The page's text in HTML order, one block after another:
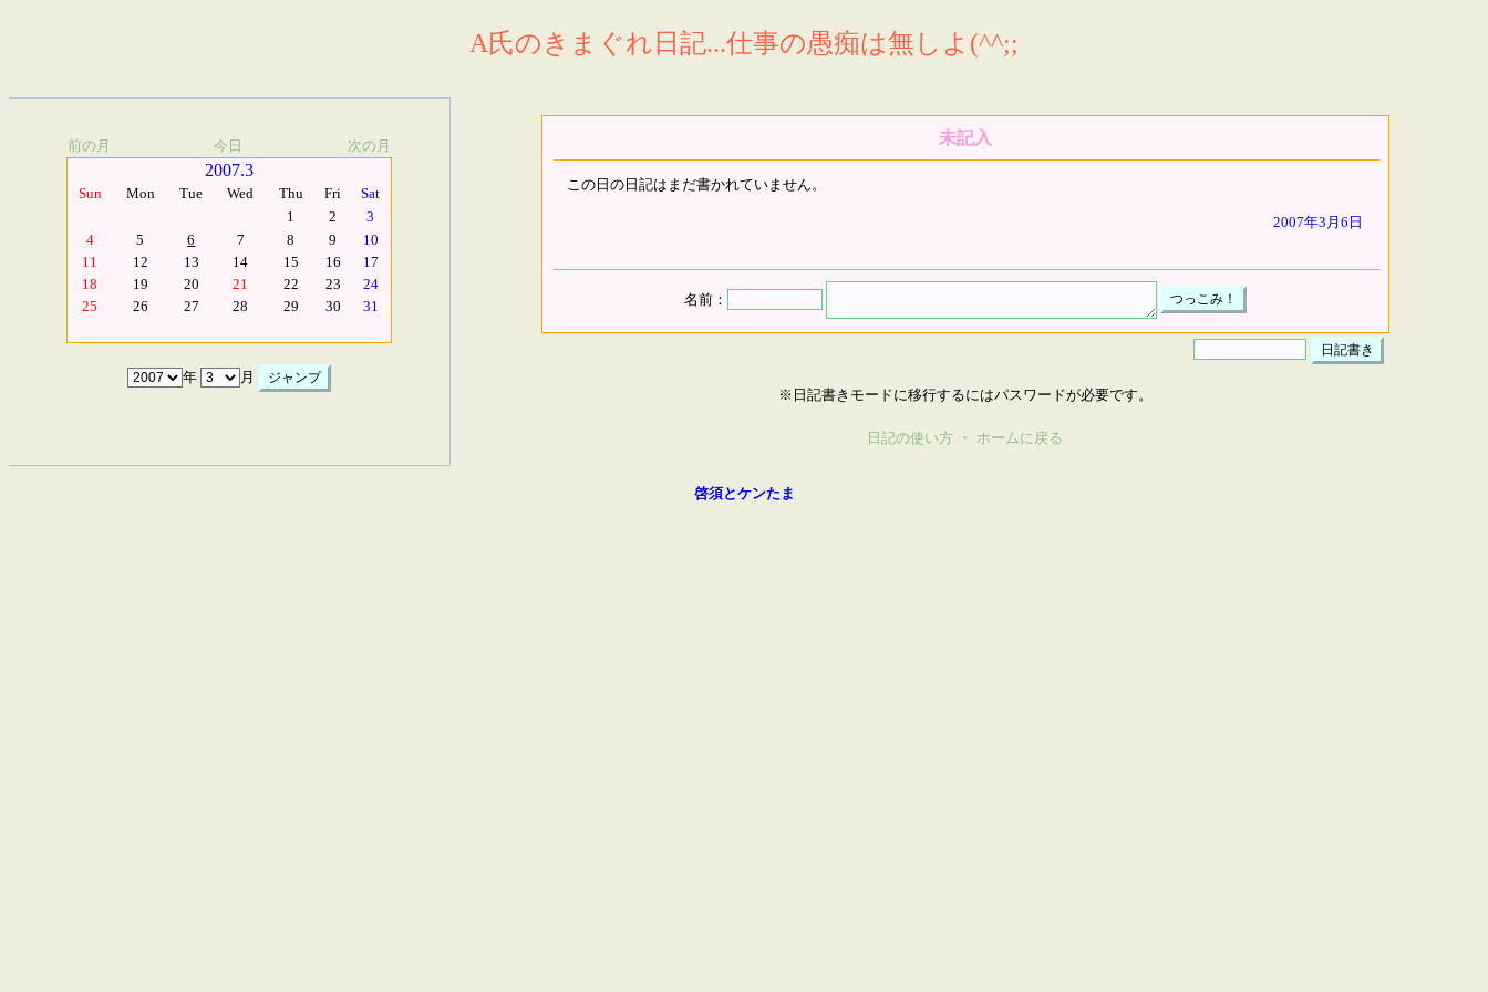
A氏のきまぐれ日記...仕事の愚痴は無しよ(^^;;
前の月 今日 次の月
2007.3
Sun Mon Tue Wed Thu Fri
Sat
1
2
3
4
5 6 7 8 9
10
11
12 13 14 15 16
17
18
19 20 21 22 23
24
25
26 27 28 29 30 31
年 月
未記入
この日の日記はまだ書かれていません。
2007年3月6日
名前：
※日記書きモードに移行するにはパスワードが必要です。
日記の使い方 ・ ホームに戻る
啓須とケンたま